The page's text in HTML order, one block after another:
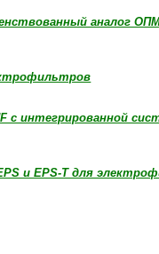
аналог
интегрированной
и EPS-T для